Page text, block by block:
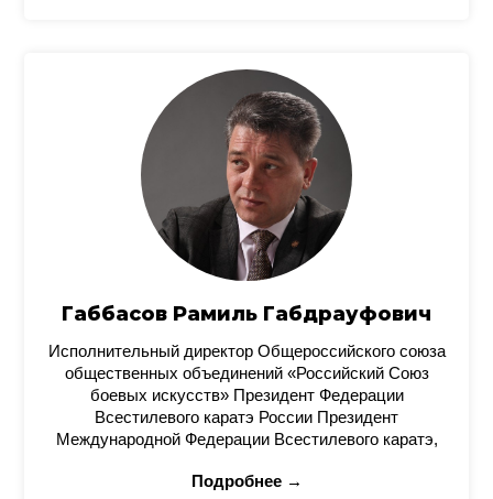
Габбасов Рамиль Габдрауфович
Исполнительный директор Общероссийского союза
общественных объединений «Российский Союз
боевых искусств» Президент Федерации
Всестилевого каратэ России Президент
Международной Федерации Всестилевого каратэ,
Подробнее →